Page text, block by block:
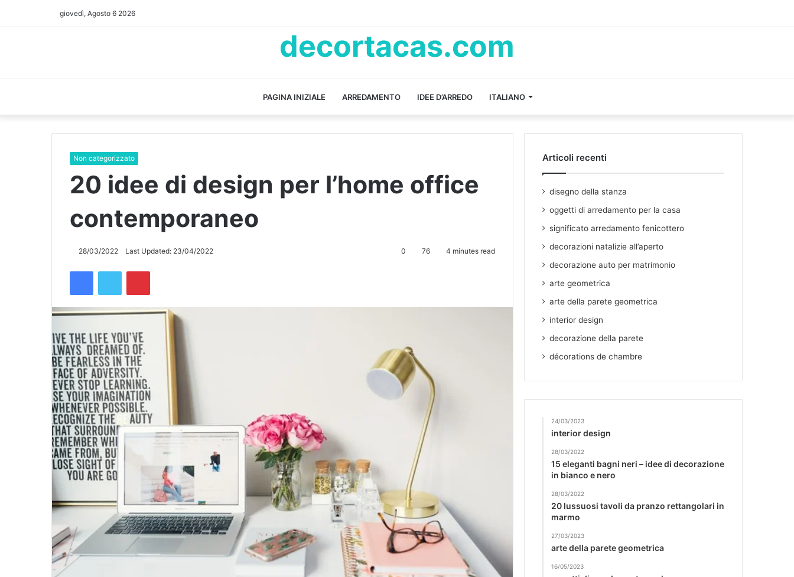
giovedì, Agosto 6 2026
decortacas.com
PAGINA INIZIALE ARREDAMENTO IDEE D’ARREDO ITALIANO
Non categorizzato
20 idee di design per l’home office
contemporaneo
28/03/2022 Last Updated: 23/04/2022 0 76 4 minutes read
Articoli recenti
disegno della stanza
oggetti di arredamento per la casa
significato arredamento fenicottero
decorazioni natalizie all’aperto
decorazione auto per matrimonio
arte geometrica
arte della parete geometrica
interior design
decorazione della parete
décorations de chambre
24/03/2023
interior design
28/03/2022
15 eleganti bagni neri – idee di decorazione
in bianco e nero
28/03/2022
20 lussuosi tavoli da pranzo rettangolari in
marmo
27/03/2023
arte della parete geometrica
16/05/2023